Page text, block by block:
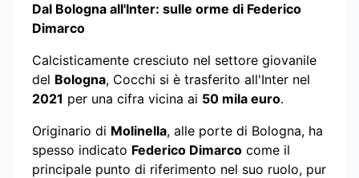
Dal Bologna all'Inter: sulle orme di Federico
Dimarco
Calcisticamente cresciuto nel settore giovanile
del Bologna, Cocchi si è trasferito all'Inter nel
2021 per una cifra vicina ai 50 mila euro.
Originario di Molinella, alle porte di Bologna, ha
spesso indicato Federico Dimarco come il
principale punto di riferimento nel suo ruolo, pur